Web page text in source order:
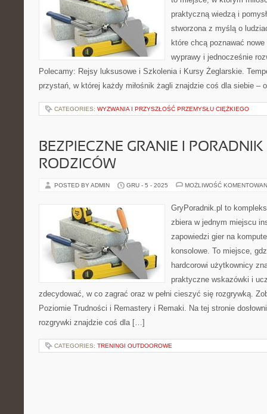
praktyczną wiedzą i
stworzona z myślą o
które chcą poznawać
wyprawy i jednocześnie
Polecamy: Rejsy luksusowe i Szkolenia i Kursy Żeglarskie.
przystań, w której każdy miłośnik żagli znajdzie coś dla siebie –
CATEGORIES: WYZWANIA I PRZYSZŁOŚĆ PRZEMYSŁU CIĘŻKIEGO
BEZPIECZNE GRANIE I
RODZICÓW
POSTED BY ADMIN GRU - 5 - 2025 MOŻLIWOŚĆ
GryPoradnik.pl to
zbiera w jednym miejscu
zapowiedzi gier na
konsolowe. To miejsce,
hardcorowi użytkownicy
praktyczne wskazówki i
zdecydować, w co zagrać oraz w pełni cieszyć się rozgrywką.
Poziomie Trudności i Remastery i Remaki. Na tej stronie
rozgrywki znajdzie coś dla […]
CATEGORIES: TRENINGI OUTDOOROWE